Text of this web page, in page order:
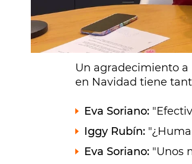
Eva Soriano Iggy
en una especie de
medio millón de
Un agradecimiento
en Navidad tiene
Eva Soriano:
Iggy Rubín:
Eva Soriano: "Unos